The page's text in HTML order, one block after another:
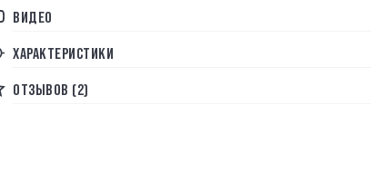
ВИДЕО
ХАРАКТЕРИСТИКИ
ОТЗЫВОВ (2)